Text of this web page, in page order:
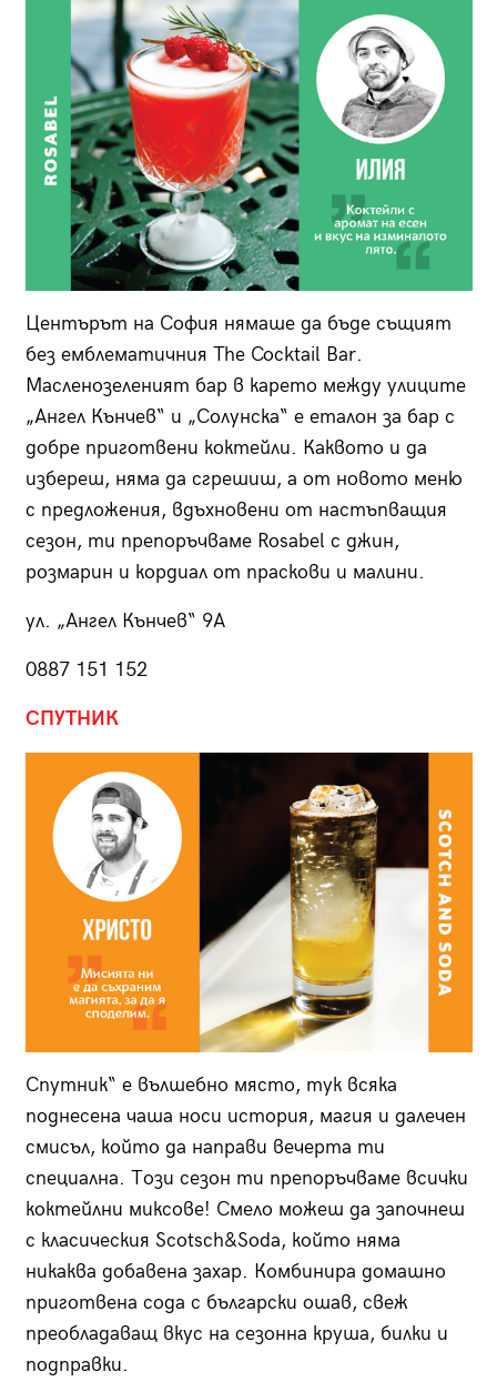
Центърът на София нямаше да бъде същият
без емблематичния The Cocktail Bar.
Масленозеленият бар в карето между улиците
„Ангел Кънчев“ и „Солунска“ е еталон за бар с
добре приготвени коктейли. Каквото и да
избереш, няма да сгрешиш, а от новото меню
с предложения, вдъхновени от настъпващия
сезон, ти препоръчваме Rosabel с джин,
розмарин и кордиал от праскови и малини.
ул. „Ангел Кънчев“ 9А
0887 151 152
СПУТНИК
Спутник“ е вълшебно място, тук всяка
поднесена чаша носи история, магия и далечен
смисъл, който да направи вечерта ти
специална. Този сезон ти препоръчваме всички
коктейлни миксове! Смело можеш да започнеш
с класическия Scotsch&Soda, който няма
никаква добавена захар. Комбинира домашно
приготвена сода с български ошав, свеж
преобладаващ вкус на сезонна круша, билки и
подправки.